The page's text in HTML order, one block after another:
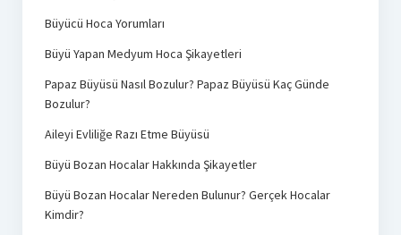
Büyücü Hoca Yorumları
Büyü Yapan Medyum Hoca Şikayetleri
Papaz Büyüsü Nasıl Bozulur? Papaz Büyüsü Kaç Günde
Bozulur?
Aileyi Evliliğe Razı Etme Büyüsü
Büyü Bozan Hocalar Hakkında Şikayetler
Büyü Bozan Hocalar Nereden Bulunur? Gerçek Hocalar
Kimdir?